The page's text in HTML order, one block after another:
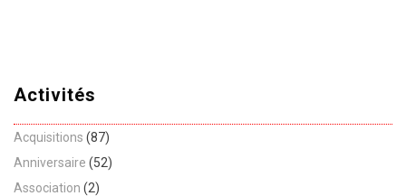
Activités
Acquisitions (87)
Anniversaire (52)
Association (2)